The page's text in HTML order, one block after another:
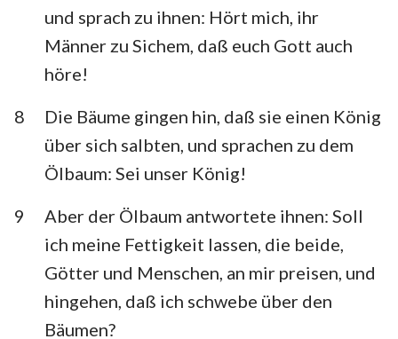
und sprach zu ihnen: Hört mich, ihr
Männer zu Sichem, daß euch Gott auch
höre!
8
Die Bäume gingen hin, daß sie einen König
über sich salbten, und sprachen zu dem
Ölbaum: Sei unser König!
9
Aber der Ölbaum antwortete ihnen: Soll
ich meine Fettigkeit lassen, die beide,
Götter und Menschen, an mir preisen, und
hingehen, daß ich schwebe über den
Bäumen?